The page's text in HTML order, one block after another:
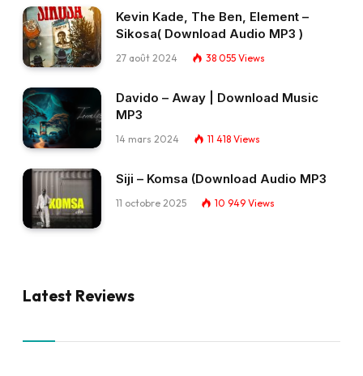
Kevin Kade, The Ben, Element –
Sikosa( Download Audio MP3 )
27 août 2024 38 055 Views
Davido – Away | Download Music
MP3
14 mars 2024 11 418 Views
Siji – Komsa (Download Audio MP3
11 octobre 2025 10 949 Views
Latest Reviews